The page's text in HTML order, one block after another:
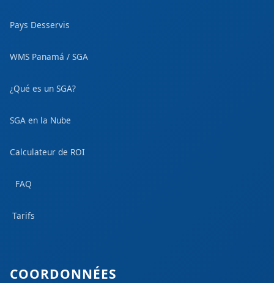
Pays Desservis
WMS Panamá / SGA
¿Qué es un SGA?
SGA en la Nube
Calculateur de ROI
FAQ
Tarifs
COORDONNÉES